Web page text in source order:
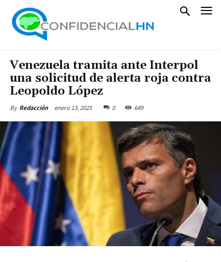
Venezuela tramita ante Interpol
una solicitud de alerta roja contra
Leopoldo López
By Redacción enero 13, 2025 0 649